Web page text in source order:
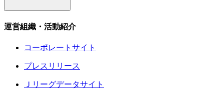
運営組織・活動紹介
コーポレートサイト
プレスリリース
Ｊリーグデータサイト